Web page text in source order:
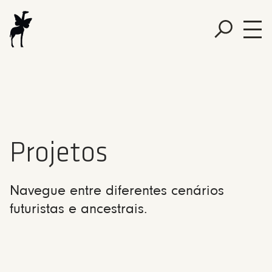
Projetos
Navegue entre diferentes cenários
futuristas e ancestrais.